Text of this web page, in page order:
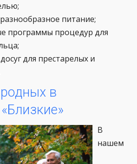
питание;
программы процедур для
для престарелых и
в
В
нашем